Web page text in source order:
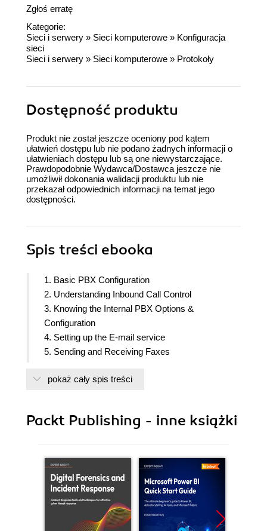
Zgłoś erratę
Kategorie:
Sieci i serwery » Sieci komputerowe » Konfiguracja
sieci
Sieci i serwery » Sieci komputerowe » Protokoły
Dostępność produktu
Produkt nie został jeszcze oceniony pod kątem
ułatwień dostępu lub nie podano żadnych informacji o
ułatwieniach dostępu lub są one niewystarczające.
Prawdopodobnie Wydawca/Dostawca jeszcze nie
umożliwił dokonania walidacji produktu lub nie
przekazał odpowiednich informacji na temat jego
dostępności.
Spis treści ebooka
1. Basic PBX Configuration
2. Understanding Inbound Call Control
3. Knowing the Internal PBX Options &
Configuration
4. Setting up the E-mail service
5. Sending and Receiving Faxes
7. Going Deeper Into Unified Communications
Trouble Shooting
12. Implementing Advanced Dialpan functions
13. Appendix: Useful FreePBX modules
14. Appendix B: Addon Market Module
15. Appendix C: Asterisk Essential Commands
16. Appendix D: Helpful Linux Commands
pokaż cały spis treści
Packt Publishing - inne książki